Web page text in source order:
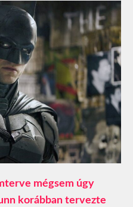
mégsem úgy
korábban tervezte